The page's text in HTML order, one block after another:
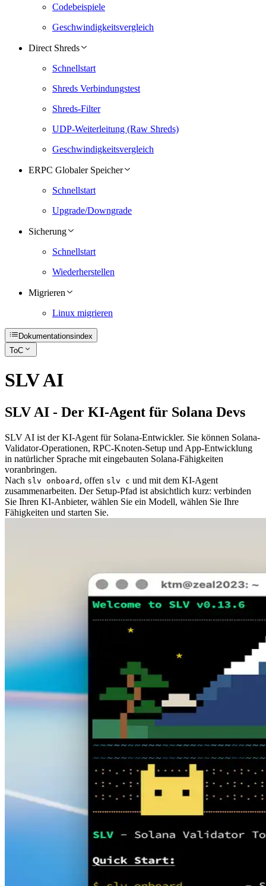
Codebeispiele
Geschwindigkeitsvergleich
Direct Shreds
Schnellstart
Shreds Verbindungstest
Shreds-Filter
UDP-Weiterleitung (Raw Shreds)
Geschwindigkeitsvergleich
ERPC Globaler Speicher
Schnellstart
Upgrade/Downgrade
Sicherung
Schnellstart
Wiederherstellen
Migrieren
Linux migrieren
Dokumentationsindex
ToC
SLV AI
SLV AI - Der KI-Agent für Solana Devs
SLV AI ist der KI-Agent für Solana-Entwickler. Sie können Solana-
Validator-Operationen, RPC-Knoten-Setup und App-Entwicklung
in natürlicher Sprache mit eingebauten Solana-Fähigkeiten
voranbringen.
Nach slv onboard , offen slv c und mit dem KI-Agent
zusammenarbeiten. Der Setup-Pfad ist absichtlich kurz: verbinden
Sie Ihren KI-Anbieter, wählen Sie ein Modell, wählen Sie Ihre
Fähigkeiten und starten Sie.